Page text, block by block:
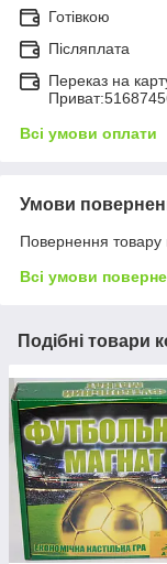
Готівкою
Післяплата
Переказ на
Всі умови оплати
Умови
Повернення товару
Всі умови
Подібні товари